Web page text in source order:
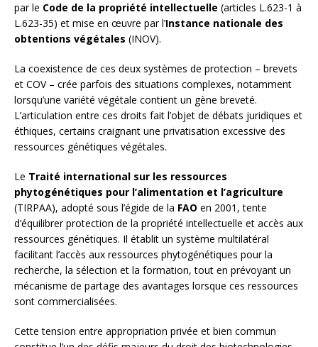
par le Code de la propriété intellectuelle (articles L.623-1 à
L.623-35) et mise en œuvre par l’Instance nationale des
obtentions végétales (INOV).
La coexistence de ces deux systèmes de protection – brevets
et COV – crée parfois des situations complexes, notamment
lorsqu’une variété végétale contient un gène breveté.
L’articulation entre ces droits fait l’objet de débats juridiques et
éthiques, certains craignant une privatisation excessive des
ressources génétiques végétales.
Le Traité international sur les ressources
phytogénétiques pour l’alimentation et l’agriculture
(TIRPAA), adopté sous l’égide de la FAO en 2001, tente
d’équilibrer protection de la propriété intellectuelle et accès aux
ressources génétiques. Il établit un système multilatéral
facilitant l’accès aux ressources phytogénétiques pour la
recherche, la sélection et la formation, tout en prévoyant un
mécanisme de partage des avantages lorsque ces ressources
sont commercialisées.
Cette tension entre appropriation privée et bien commun